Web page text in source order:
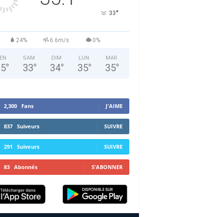
33°
24% 6.6m/s 0%
°
SAM
33°
DIM
34°
LUN
35°
MAR
35°
2,300 Fans J'AIME
837 Suiveurs SUIVRE
291 Suiveurs SUIVRE
83 Abonnés S'ABONNER